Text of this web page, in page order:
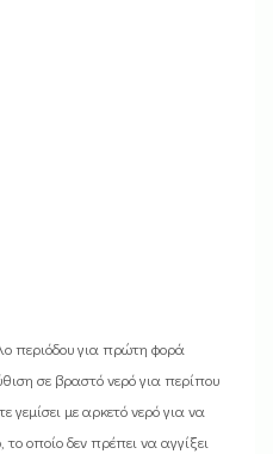
περιόδου για πρώτη φορά
σε βραστό νερό για περίπου
γεμίσει με αρκετό νερό για να
οποίο δεν πρέπει να αγγίξει